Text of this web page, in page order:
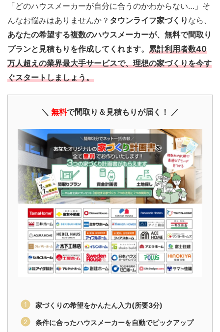
「どのハウスメーカーが自分に合うのかわからない…」そ
んなお悩みはありませんか？ タウンライフ家づくり なら、
あなたの希望する複数のハウスメーカーが、無料で間取り
プランと見積もりを作成してくれます。 累計利用者数40
万人超えの業界最大手サービスで、理想の家づくりを今す
ぐスタートしましょう。
＼ 無料で間取り＆見積もりが届く！ ／
家づくりの希望をかんたん入力(所要3分)
条件に合ったハウスメーカーを自動でピックアップ